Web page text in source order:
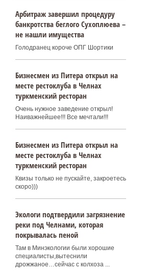
Арбитраж завершил процедуру
банкротства беглого Сухоплюева –
не нашли имущества
Голодранец короче ОПГ Шортики
Бизнесмен из Питера открыл на
месте рестоклуба в Челнах
туркменский ресторан
Очень нужное заведение открыл!
Наиважнейшее!!! Все мечтали!!!
Бизнесмен из Питера открыл на
месте рестоклуба в Челнах
туркменский ресторан
Квизы только не пускайте, закроетесь
скоро)))
Экологи подтвердили загрязнение
реки под Челнами, которая
покрывалась пеной
Там в Минэкологии были хорошие
специалисты,вытеснили
дрожжаное…сейчас с колхоза ...